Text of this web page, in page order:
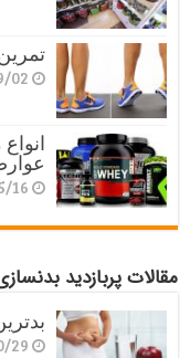
02
16
مقالات پربازدید
29